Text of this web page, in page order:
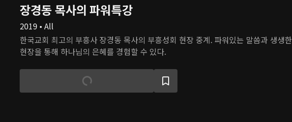
장경동 목사의 파워특강
2019 • All
한국교회 최고의 부흥사 장경동 목사의 부흥성회 현장 중계. 파워있는 말씀과 생생한
현장을 통해 하나님의 은혜를 경험할 수 있다.